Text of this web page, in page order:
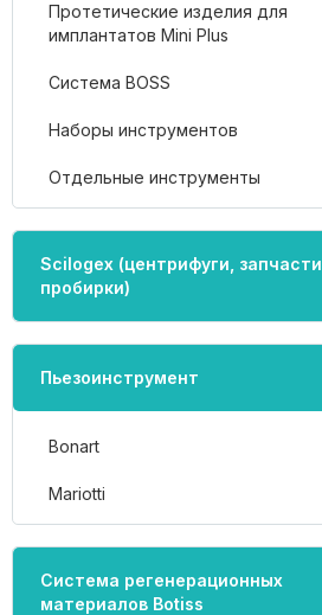
Протетические изделия для
имплантатов Mini Plus
Система BOSS
Наборы инструментов
Отдельные инструменты
Scilogex (центрифуги, запчасти,
пробирки)
Пьезоинструмент
Bonart
Mariotti
Система регенерационных
материалов Botiss